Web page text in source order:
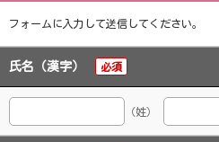
フォームに入力して送信してください。
氏名（漢字） 必須
（姓）